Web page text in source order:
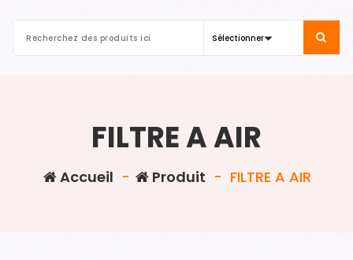
FILTRE A AIR
Accueil - Produit - FILTRE A AIR